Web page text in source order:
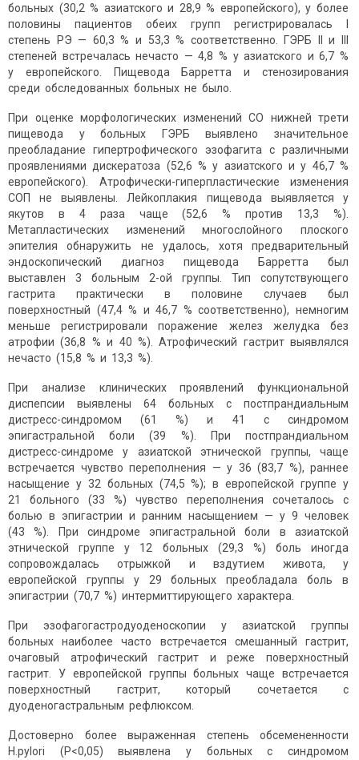
больных (30,2 % азиатского и 28,9 % европейского), у более
половины пациентов обеих групп регистрировалась I
степень РЭ — 60,3 % и 53,3 % соответственно. ГЭРБ II и III
степеней встречалась нечасто — 4,8 % у азиатского и 6,7 %
у европейского. Пищевода Барретта и стенозирования
среди обследованных больных не было.
При оценке морфологических изменений СО нижней трети
пищевода у больных ГЭРБ выявлено значительное
преобладание гипертрофического эзофагита с различными
проявлениями дискератоза (52,6 % у азиатского и у 46,7 %
европейского). Атрофически-гиперпластические изменения
СОП не выявлены. Лейкоплакия пищевода выявляется у
якутов в 4 раза чаще (52,6 % против 13,3 %).
Метапластических изменений многослойного плоского
эпителия обнаружить не удалось, хотя предварительный
эндоскопический диагноз пищевода Барретта был
выставлен 3 больным 2-ой группы. Тип сопутствующего
гастрита практически в половине случаев был
поверхностный (47,4 % и 46,7 % соответственно), немногим
меньше регистрировали поражение желез желудка без
атрофии (36,8 % и 40 %). Атрофический гастрит выявлялся
нечасто (15,8 % и 13,3 %).
При анализе клинических проявлений функциональной
диспепсии выявлены 64 больных с постпрандиальным
дистресс-синдромом (61 %) и 41 с синдромом
эпигастральной боли (39 %). При постпрандиальном
дистресс-синдроме у азиатской этнической группы, чаще
встречается чувство переполнения — у 36 (83,7 %), раннее
насыщение у 32 больных (74,5 %); в европейской группе у
21 больного (33 %) чувство переполнения сочеталось с
болью в эпигастрии и ранним насыщением — у 9 человек
(43 %). При синдроме эпигастральной боли в азиатской
этнической группе у 12 больных (29,3 %) боль иногда
сопровождалась отрыжкой и вздутием живота, у
европейской группы у 29 больных преобладала боль в
эпигастрии (70,7 %) интермиттирующего характера.
При эзофагогастродуоденоскопии у азиатской группы
больных наиболее часто встречается смешанный гастрит,
очаговый атрофический гастрит и реже поверхностный
гастрит. У европейской группы больных чаще встречается
поверхностный гастрит, который сочетается с
дуоденогастральным рефлюксом.
Достоверно более выраженная степень обсемененности
H.pylori (P<0,05) выявлена у больных с синдромом